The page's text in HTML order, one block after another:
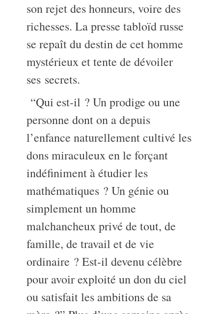
son rejet des honneurs, voire des
richesses. La presse tabloïd russe
se repaît du destin de cet homme
mystérieux et tente de dévoiler
ses secrets.
“Qui est-il ? Un prodige ou une
personne dont on a depuis
l’enfance naturellement cultivé les
dons miraculeux en le forçant
indéfiniment à étudier les
mathématiques ? Un génie ou
simplement un homme
malchancheux privé de tout, de
famille, de travail et de vie
ordinaire ? Est-il devenu célèbre
pour avoir exploité un don du ciel
ou satisfait les ambitions de sa